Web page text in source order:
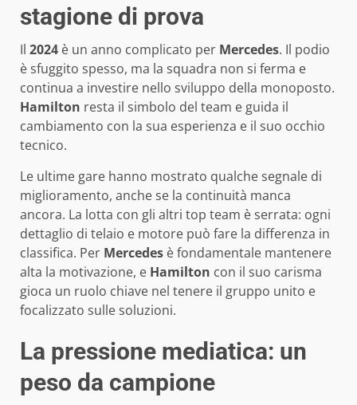
stagione di prova
Il 2024 è un anno complicato per Mercedes. Il podio
è sfuggito spesso, ma la squadra non si ferma e
continua a investire nello sviluppo della monoposto.
Hamilton resta il simbolo del team e guida il
cambiamento con la sua esperienza e il suo occhio
tecnico.
Le ultime gare hanno mostrato qualche segnale di
miglioramento, anche se la continuità manca
ancora. La lotta con gli altri top team è serrata: ogni
dettaglio di telaio e motore può fare la differenza in
classifica. Per Mercedes è fondamentale mantenere
alta la motivazione, e Hamilton con il suo carisma
gioca un ruolo chiave nel tenere il gruppo unito e
focalizzato sulle soluzioni.
La pressione mediatica: un
peso da campione